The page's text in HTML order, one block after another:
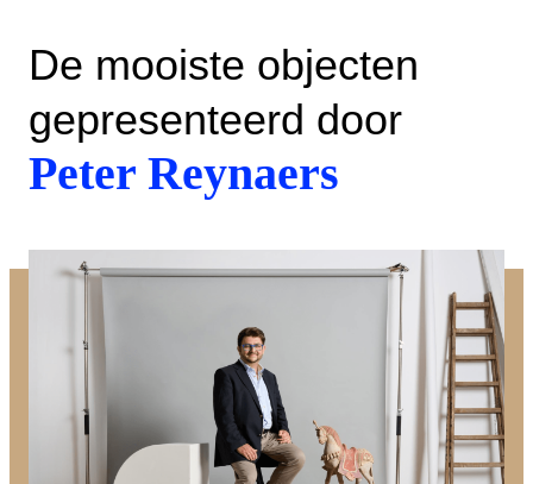
De mooiste objecten
gepresenteerd door
Peter Reynaers